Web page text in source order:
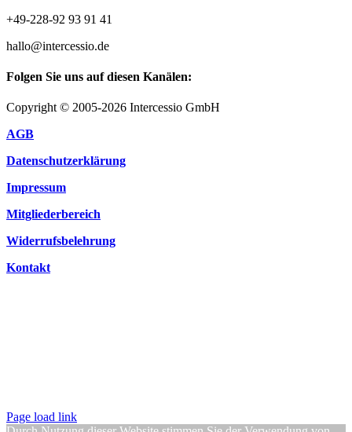
+49-228-92 93 91 41
hallo@intercessio.de
Folgen Sie uns auf diesen Kanälen:
Copyright © 2005-2026 Intercessio GmbH
AGB
Datenschutzerklärung
Impressum
Mitgliederbereich
Widerrufsbelehrung
Kontakt
Page load link